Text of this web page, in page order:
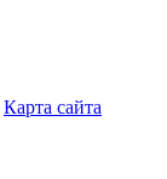
Карта сайта